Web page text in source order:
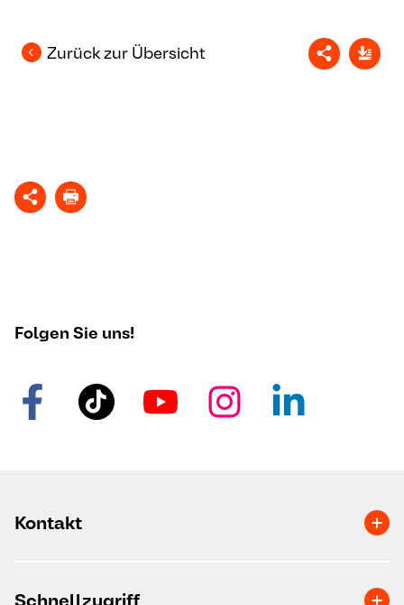
Zurück zur Übersicht
Folgen Sie uns!
Kontakt
Schnellzugriff